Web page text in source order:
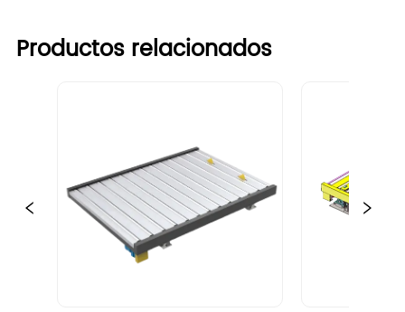
Productos relacionados